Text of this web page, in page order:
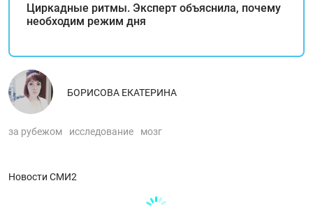
Циркадные ритмы. Эксперт объяснила, почему
необходим режим дня
БОРИСОВА ЕКАТЕРИНА
за рубежом исследование мозг
Новости СМИ2